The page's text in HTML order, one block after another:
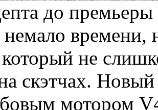
до
времени,
не
скэтчах.
мотором